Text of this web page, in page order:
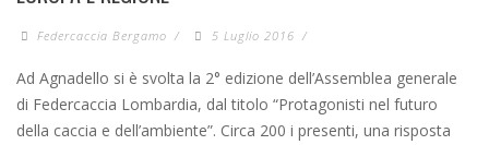
Federcaccia Bergamo / 5 Luglio 2016 /
Ad Agnadello si è svolta la 2° edizione dell’Assemblea generale
di Federcaccia Lombardia, dal titolo “Protagonisti nel futuro
della caccia e dell’ambiente”. Circa 200 i presenti, una risposta